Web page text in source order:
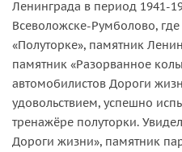
Ленинграда в период 1941-
Всеволожске-Румболово,
«Полуторке», памятник
памятник «Разорванное
автомобилистов Дороги
удовольствием, успешно
тренажёре полуторки.
Дороги жизни», памятник